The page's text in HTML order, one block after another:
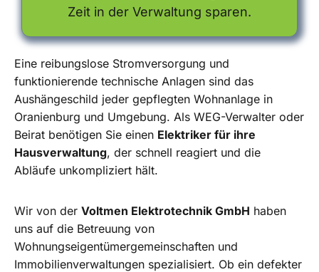
Zeit in der Verwaltung sparen.
Eine reibungslose Stromversorgung und
funktionierende technische Anlagen sind das
Aushängeschild jeder gepflegten Wohnanlage in
Oranienburg und Umgebung. Als WEG-Verwalter oder
Beirat benötigen Sie einen Elektriker für ihre
Hausverwaltung, der schnell reagiert und die
Abläufe unkompliziert hält.
Wir von der Voltmen Elektrotechnik GmbH haben
uns auf die Betreuung von
Wohnungseigentümergemeinschaften und
Immobilienverwaltungen spezialisiert. Ob ein defekter